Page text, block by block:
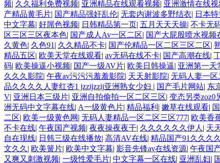
频| 久久福利免费视频| 亚洲精品在线观看视频| 亚洲激情在线视
产精品黄毛片| 国产精品强奸乱伦| 无套内谢波多野结衣| 日本
中文字幕| 好屌色视频| 日韩精品第一页| 五月天天天操| 不卡无
区三区三区夜本色| 国产成人Av一区二区| 国产大屁股喷水视频
久黄色| 久色91 | 久久精品不卡| 国产伦精品一区二区三区二区|
精品五区| 欧美天堂在线观看| av无码在线不卡| 国产高潮在线|
码| 欧美操逼小视频| 国产一级AV片| 欧美日韩操逼| 亚洲第一天
久久久影院| 午夜av污污污羞羞影院| 天天射影院| 无码人妻一
品久久久久人妻红杏1 jzzijzzij亚洲熟女少妇 | 国产毛片网站| 东
V| 亚洲日本三级片| 亚洲自拍偷拍一区二区三区| 变态另类zoz0
洲无码中文字幕在线| A一级黄色片| 精品福利 | 嫩草在线观看|
二区| 欧美一级黄色网 | 无码人妻精品一区二区三区777| 欧美香
不卡在线| 午夜国产视频| 夜夜操夜夜干| 久久久久久久伊人 | 天
自在现线| 日韩三级在线播放| 高清AV在线| 精品国产91久久久
文久久 | 欧美簧片| 欧美中文字幕| 影音先锋av在线资源| 午夜国
又爽又刺激视频| 一级性爱毛片| 中文字幕一区在线| 亚洲乱妇|